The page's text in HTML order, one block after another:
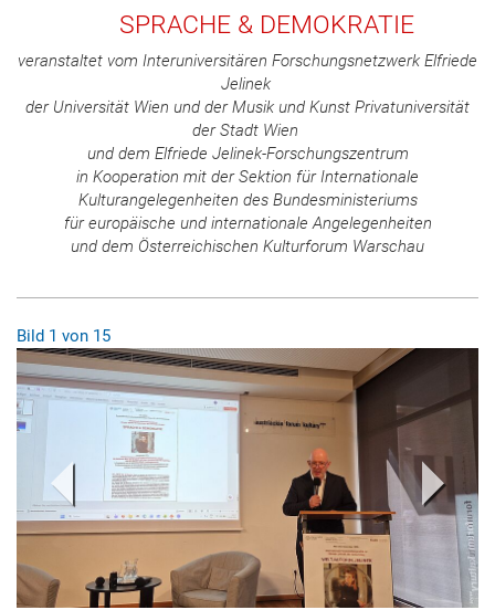
SPRACHE & DEMOKRATIE
veranstaltet vom Interuniversitären Forschungsnetzwerk Elfriede
Jelinek
der Universität Wien und der Musik und Kunst Privatuniversität
der Stadt Wien
und dem Elfriede Jelinek-Forschungszentrum
in Kooperation mit der Sektion für Internationale
Kulturangelegenheiten des Bundesministeriums
für europäische und internationale Angelegenheiten
und dem Österreichischen Kulturforum Warschau
Bild 1 von 15
Voriges Bild